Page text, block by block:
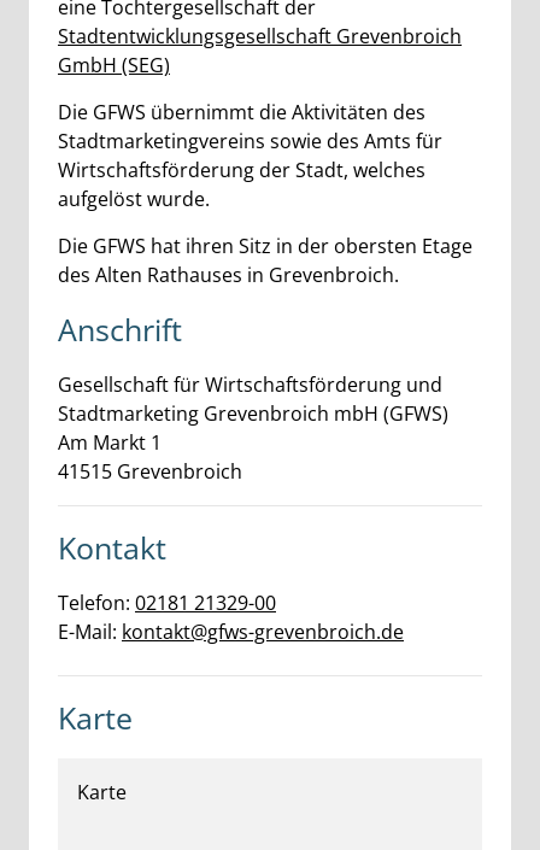
eine Tochtergesellschaft der
Stadtentwicklungsgesellschaft Grevenbroich
GmbH (SEG)
Die GFWS übernimmt die Aktivitäten des
Stadtmarketingvereins sowie des Amts für
Wirtschaftsförderung der Stadt, welches
aufgelöst wurde.
Die GFWS hat ihren Sitz in der obersten Etage
des Alten Rathauses in Grevenbroich.
Anschrift
Gesellschaft für Wirtschaftsförderung und
Stadtmarketing Grevenbroich mbH (GFWS)
Am Markt 1
41515 Grevenbroich
Kontakt
Telefon: 02181 21329-00
E-Mail: kontakt@gfws-grevenbroich.de
Karte
Karte